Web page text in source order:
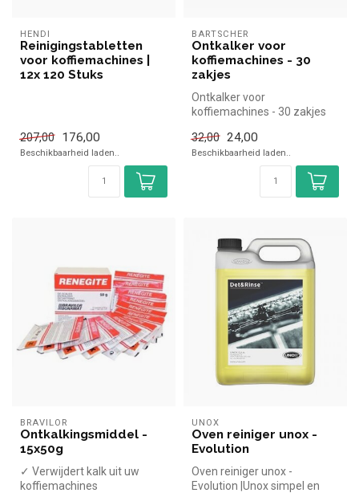
HENDI
Reinigingstabletten
voor koffiemachines |
12x 120 Stuks
207,00 176,00
Beschikbaarheid laden..
BARTSCHER
Ontkalker voor
koffiemachines - 30
zakjes
Ontkalker voor
koffiemachines - 30 zakjes
kopen voor i...
32,00 24,00
Beschikbaarheid laden..
BRAVILOR
Ontkalkingsmiddel -
15x50g
✓ Verwijdert kalk uit uw
koffiemachines
UNOX
Oven reiniger unox -
Evolution
Oven reiniger unox -
Evolution |Unox simpel en